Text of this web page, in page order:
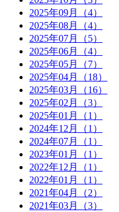
2025年09月（4）
2025年08月（4）
2025年07月（5）
2025年06月（4）
2025年05月（7）
2025年04月（18）
2025年03月（16）
2025年02月（3）
2025年01月（1）
2024年12月（1）
2024年07月（1）
2023年01月（1）
2022年12月（1）
2022年01月（1）
2021年04月（2）
2021年03月（3）